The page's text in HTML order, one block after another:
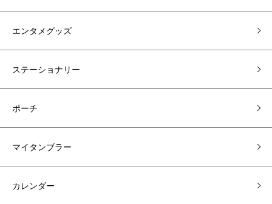
エンタメグッズ
ステーショナリー
ポーチ
マイタンブラー
カレンダー